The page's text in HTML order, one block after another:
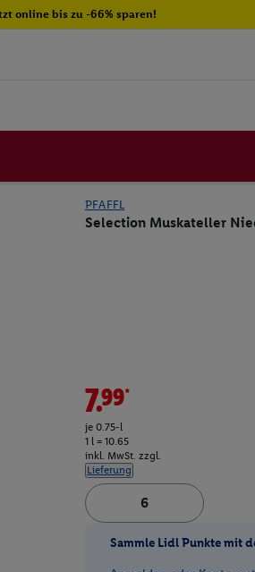
online bis zu -66% sparen!
PFAFFL
Selection Muskateller
7.99*
je 0.75-l
1 l = 10.65
inkl. MwSt. zzgl.
Lieferung
Sammle Lidl Punkte mit